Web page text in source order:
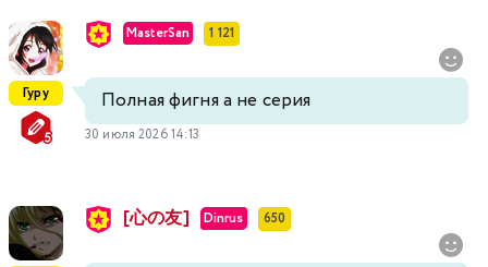
Гуру
MasterSan 1 121
Полная фигня а не серия
30 июля 2026 14:13
[心の友] Dinrus 650